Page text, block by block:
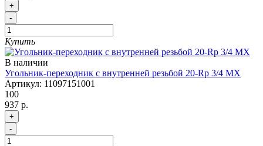
+
-
Купить
В наличии
Угольник-переходник с внутренней резьбой 20-Rp 3/4 MX
Артикул: 11097151001
100
937 р.
+
-